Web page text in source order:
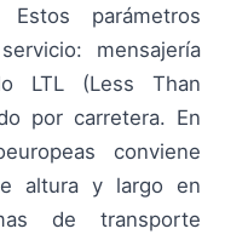
parámetros
mensajería
LTL (Less Than
por carretera. En
conviene
altura y largo en
de transporte